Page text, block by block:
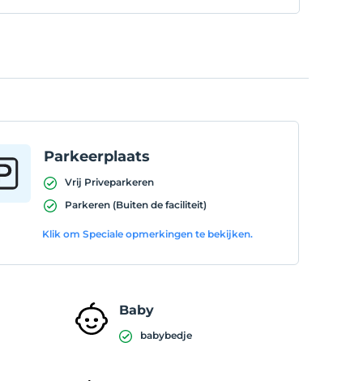
Parkeerplaats
Vrij Priveparkeren
Parkeren (Buiten de faciliteit)
Klik om Speciale opmerkingen te bekijken.
Baby
babybedje